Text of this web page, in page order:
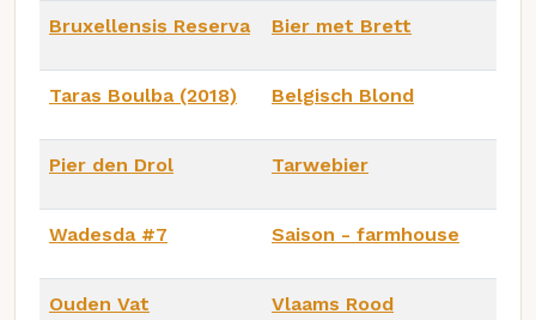
Bruxellensis Reserva Bier met Brett
Taras Boulba (2018) Belgisch Blond
Pier den Drol Tarwebier
Wadesda #7 Saison - farmhouse
Ouden Vat Vlaams Rood